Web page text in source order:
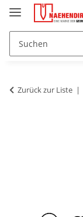
Zurück zur Liste